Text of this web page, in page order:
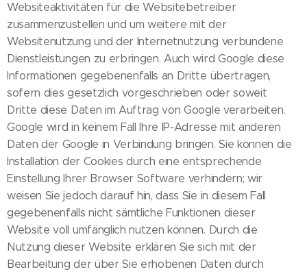
Websiteaktivitäten für die Websitebetreiber
zusammenzustellen und um weitere mit der
Websitenutzung und der Internetnutzung verbundene
Dienstleistungen zu erbringen. Auch wird Google diese
Informationen gegebenenfalls an Dritte übertragen,
sofern dies gesetzlich vorgeschrieben oder soweit
Dritte diese Daten im Auftrag von Google verarbeiten.
Google wird in keinem Fall Ihre IP-Adresse mit anderen
Daten der Google in Verbindung bringen. Sie können die
Installation der Cookies durch eine entsprechende
Einstellung Ihrer Browser Software verhindern; wir
weisen Sie jedoch darauf hin, dass Sie in diesem Fall
gegebenenfalls nicht sämtliche Funktionen dieser
Website voll umfänglich nutzen können. Durch die
Nutzung dieser Website erklären Sie sich mit der
Bearbeitung der über Sie erhobenen Daten durch